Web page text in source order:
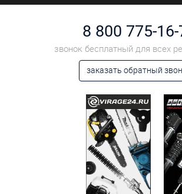
8 800 775-
звонок бесплатный для всех
заказать обратный